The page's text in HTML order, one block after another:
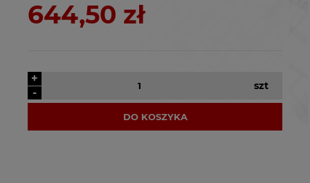
644,50 zł
-
+
szt
DO KOSZYKA